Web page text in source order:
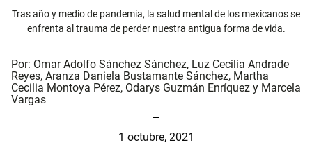
Tras año y medio de pandemia, la salud mental de los mexicanos se
enfrenta al trauma de perder nuestra antigua forma de vida.
Por: Omar Adolfo Sánchez Sánchez, Luz Cecilia Andrade
Reyes, Aranza Daniela Bustamante Sánchez, Martha
Cecilia Montoya Pérez, Odarys Guzmán Enríquez y Marcela
Vargas
1 octubre, 2021